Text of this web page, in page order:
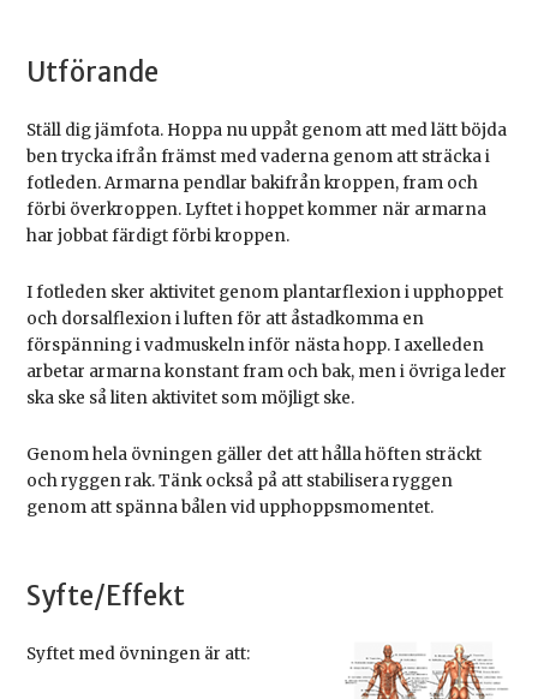
Utförande
Ställ dig jämfota. Hoppa nu uppåt genom att med lätt böjda
ben trycka ifrån främst med vaderna genom att sträcka i
fotleden. Armarna pendlar bakifrån kroppen, fram och
förbi överkroppen. Lyftet i hoppet kommer när armarna
har jobbat färdigt förbi kroppen.
I fotleden sker aktivitet genom plantarflexion i upphoppet
och dorsalflexion i luften för att åstadkomma en
förspänning i vadmuskeln inför nästa hopp. I axelleden
arbetar armarna konstant fram och bak, men i övriga leder
ska ske så liten aktivitet som möjligt ske.
Genom hela övningen gäller det att hålla höften sträckt
och ryggen rak. Tänk också på att stabilisera ryggen
genom att spänna bålen vid upphoppsmomentet.
Syfte/Effekt
Syftet med övningen är att: